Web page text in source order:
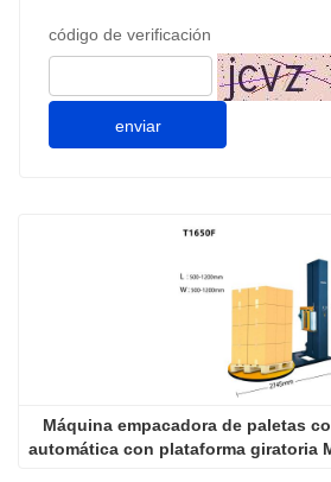
código de verificación
enviar
Máquina empacadora de paletas
automática con plataforma giratoria